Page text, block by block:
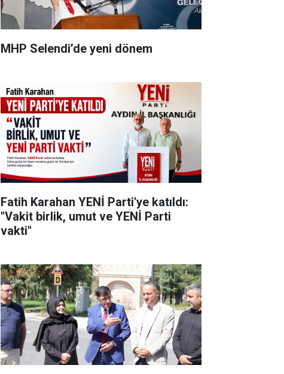
MHP Selendi’de yeni dönem
Fatih Karahan YENİ Parti'ye katıldı:
"Vakit birlik, umut ve YENİ Parti
vakti"